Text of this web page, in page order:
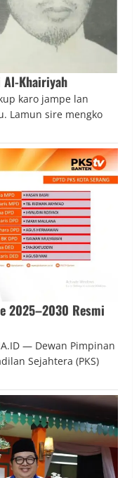
Al-Khairiyah
karo jampe lan
Lamun sire mengko
2025–2030 Resmi
— Dewan Pimpinan
Sejahtera (PKS)